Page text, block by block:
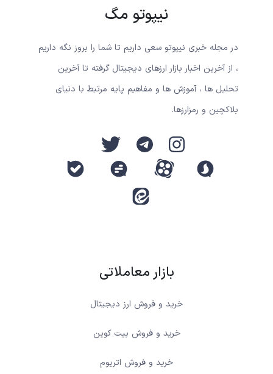
نیپوتو مگ
در مجله خبری نیپوتو سعی داریم تا شما را بروز نگه داریم
، از آخرین اخبار بازار ارزهای دیجیتال گرفته تا آخرین
تحلیل ها ، آموزش ها و مفاهیم پایه مرتبط با دنیای
بلاکچین و رمزارزها.
بازار معاملاتی
خرید و فروش ارز دیجیتال
خرید و فروش بیت کوین
خرید و فروش اتریوم